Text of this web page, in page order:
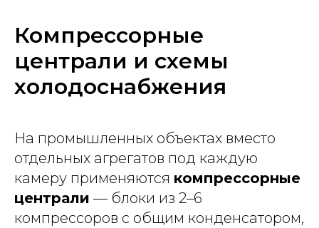
Компрессорные
централи и схемы
холодоснабжения
На промышленных объектах вместо
отдельных агрегатов под каждую
камеру применяются компрессорные
централи — блоки из 2–6
компрессоров с общим конденсатором,